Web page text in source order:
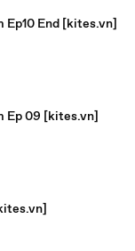
Ep10 End [kites.vn]
Ep 09 [kites.vn]